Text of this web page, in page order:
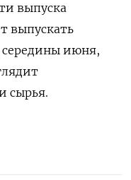
выпуска
выпускать
июня,
сырья.